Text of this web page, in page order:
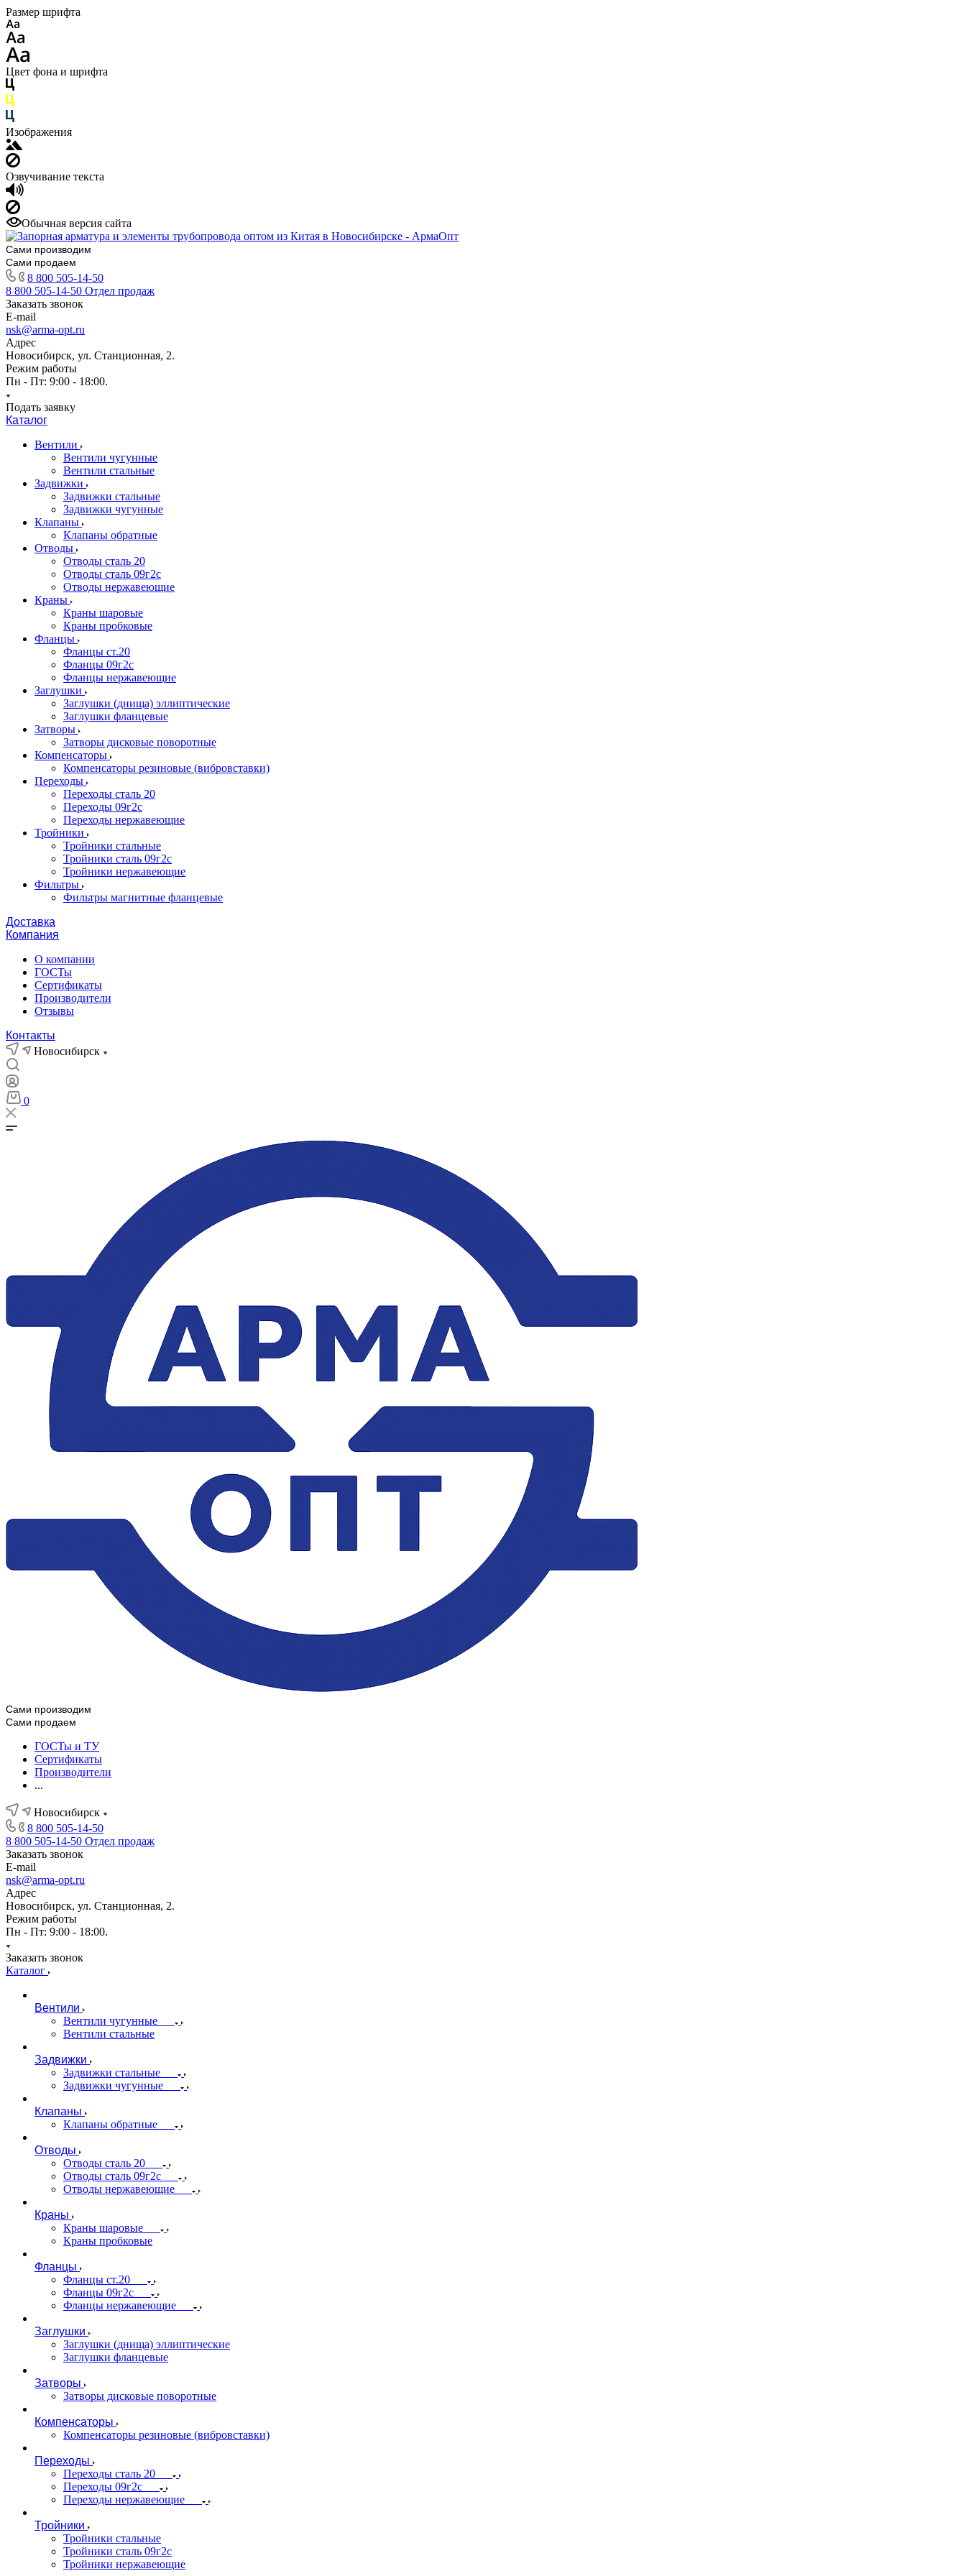
Размер шрифта
Цвет фона и шрифта
Изображения
Озвучивание текста
Обычная версия сайта
Сами производим
Сами продаем
8 800 505-14-50
8 800 505-14-50 Отдел продаж
Заказать звонок
E-mail
nsk@arma-opt.ru
Адрес
Новосибирск, ул. Станционная, 2.
Режим работы
Пн - Пт: 9:00 - 18:00.
Подать заявку
Каталог
Вентили
Вентили чугунные
Вентили стальные
Задвижки
Задвижки стальные
Задвижки чугунные
Клапаны
Клапаны обратные
Отводы
Отводы сталь 20
Отводы сталь 09г2с
Отводы нержавеющие
Краны
Краны шаровые
Краны пробковые
Фланцы
Фланцы ст.20
Фланцы 09г2с
Фланцы нержавеющие
Заглушки
Заглушки (днища) эллиптические
Заглушки фланцевые
Затворы
Затворы дисковые поворотные
Компенсаторы
Компенсаторы резиновые (вибровставки)
Переходы
Переходы сталь 20
Переходы 09г2с
Переходы нержавеющие
Тройники
Тройники стальные
Тройники сталь 09г2с
Тройники нержавеющие
Фильтры
Фильтры магнитные фланцевые
Доставка
Компания
О компании
ГОСТы
Сертификаты
Производители
Отзывы
Контакты
Новосибирск
0
Сами производим
Сами продаем
ГОСТы и ТУ
Сертификаты
Производители
...
Новосибирск
8 800 505-14-50
8 800 505-14-50 Отдел продаж
Заказать звонок
E-mail
nsk@arma-opt.ru
Адрес
Новосибирск, ул. Станционная, 2.
Режим работы
Пн - Пт: 9:00 - 18:00.
Заказать звонок
Каталог
Вентили
Вентили чугунные
Вентили стальные
Задвижки
Задвижки стальные
Задвижки чугунные
Клапаны
Клапаны обратные
Отводы
Отводы сталь 20
Отводы сталь 09г2с
Отводы нержавеющие
Краны
Краны шаровые
Краны пробковые
Фланцы
Фланцы ст.20
Фланцы 09г2с
Фланцы нержавеющие
Заглушки
Заглушки (днища) эллиптические
Заглушки фланцевые
Затворы
Затворы дисковые поворотные
Компенсаторы
Компенсаторы резиновые (вибровставки)
Переходы
Переходы сталь 20
Переходы 09г2с
Переходы нержавеющие
Тройники
Тройники стальные
Тройники сталь 09г2с
Тройники нержавеющие